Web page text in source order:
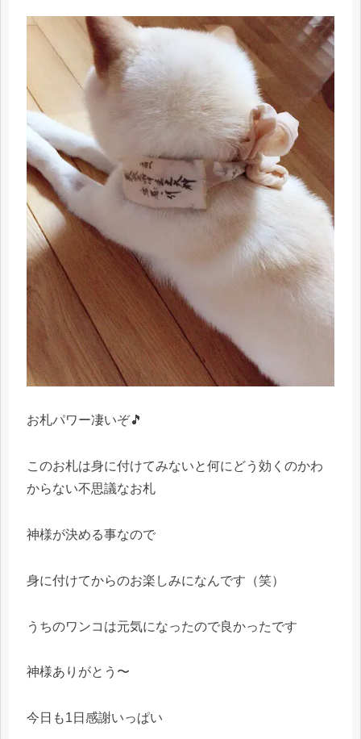
お札パワー凄いぞ🎵
このお札は身に付けてみないと何にどう効くのかわ
からない不思議なお札
神様が決める事なので
身に付けてからのお楽しみになんです（笑）
うちのワンコは元気になったので良かったです
神様ありがとう〜
今日も1日感謝いっぱい